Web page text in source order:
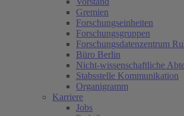
Gremien
Forschungseinheiten
Forschungsgruppen
Forschungsdatenzentrum
Büro Berlin
Nicht-wissenschaftliche
Stabsstelle Kommunikation
Organigramm
Karriere
Jobs